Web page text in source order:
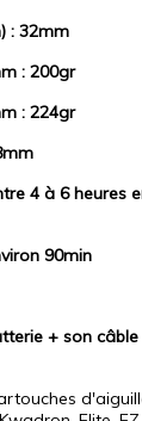
: 32mm
: 200gr
: 224gr
4 à 6 heures
90min
+ son câble